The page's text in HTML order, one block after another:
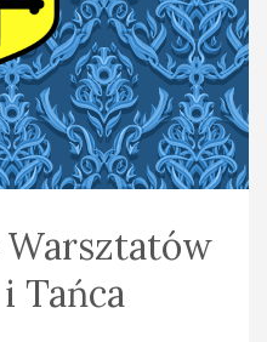
Warsztatów
Tańca